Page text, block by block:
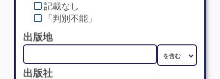
記載なし
「判別不能」
出版地
出版社